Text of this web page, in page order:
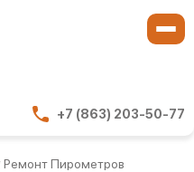
+7 (863) 203-50-77
Ремонт Пирометров